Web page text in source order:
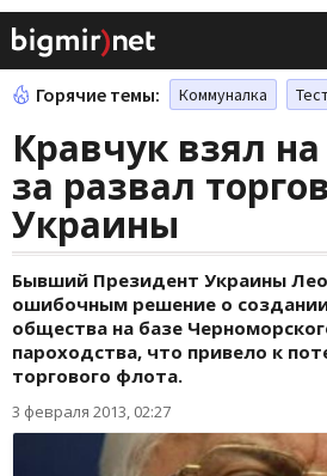
Горячие темы: Коммуналка
Кравчук взял
за развал
Украины
Бывший Президент Украины
ошибочным решение о
общества на базе
пароходства, что привело к
торгового флота.
3 февраля 2013, 02:27